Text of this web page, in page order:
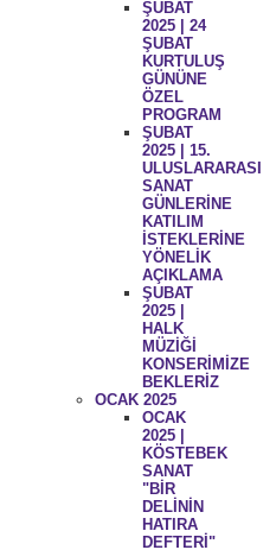
ŞUBAT
2025 | 24
ŞUBAT
KURTULUŞ
GÜNÜNE
ÖZEL
PROGRAM
ŞUBAT
2025 | 15.
ULUSLARARASI
SANAT
GÜNLERİNE
KATILIM
İSTEKLERİNE
YÖNELİK
AÇIKLAMA
ŞUBAT
2025 |
HALK
MÜZİĞİ
KONSERİMİZE
BEKLERİZ
OCAK 2025
OCAK
2025 |
KÖSTEBEK
SANAT
"BİR
DELİNİN
HATIRA
DEFTERİ"